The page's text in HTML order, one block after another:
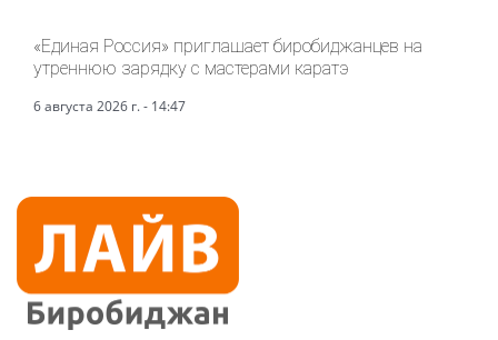
«Единая Россия» приглашает биробиджанцев на
утреннюю зарядку с мастерами каратэ
6 августа 2026 г. - 14:47